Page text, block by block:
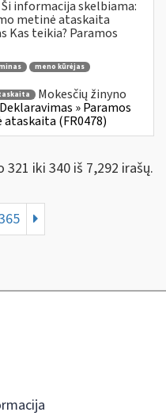
informacija skelbiama:
metinė ataskaita
Kas teikia? Paramos
meno kūrėjas
Mokesčių žinyno
» Paramos
(FR0478)
321 iki 340 iš 7,292 irašų.